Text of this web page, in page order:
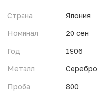
Страна
Япония
Номинал
20 сен
Год
1906
Металл
Серебро
Проба
800